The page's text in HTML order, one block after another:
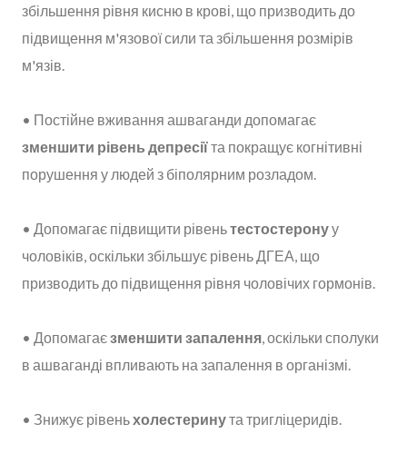
збільшення рівня кисню в крові, що призводить до
підвищення м'язової сили та збільшення розмірів
м'язів.
• Постійне вживання ашваганди допомагає
зменшити рівень депресіїта покращує когнітивні
порушення у людей з біполярним розладом.
• Допомагає підвищити рівеньтестостеронуу
чоловіків, оскільки збільшує рівень ДГЕА, що
призводить до підвищення рівня чоловічих гормонів.
• Допомагаєзменшити запалення , оскільки сполуки
в ашваганді впливають на запалення в організмі.
• Знижує рівеньхолестеринута тригліцеридів.